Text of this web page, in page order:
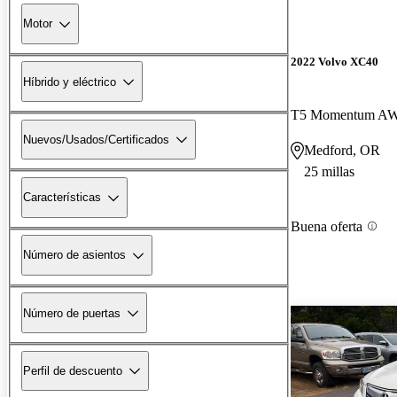
Motor
Híbrido y eléctrico
Nuevos/Usados/Certificados
Características
Número de asientos
Número de puertas
Perfil de descuento
2022 Volvo XC40
T5 Momentum
Medford, OR
25 millas
Buena oferta